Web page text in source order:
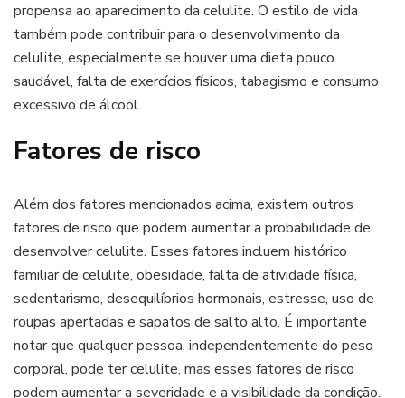
propensa ao aparecimento da celulite. O estilo de vida
também pode contribuir para o desenvolvimento da
celulite, especialmente se houver uma dieta pouco
saudável, falta de exercícios físicos, tabagismo e consumo
excessivo de álcool.
Fatores de risco
Além dos fatores mencionados acima, existem outros
fatores de risco que podem aumentar a probabilidade de
desenvolver celulite. Esses fatores incluem histórico
familiar de celulite, obesidade, falta de atividade física,
sedentarismo, desequilíbrios hormonais, estresse, uso de
roupas apertadas e sapatos de salto alto. É importante
notar que qualquer pessoa, independentemente do peso
corporal, pode ter celulite, mas esses fatores de risco
podem aumentar a severidade e a visibilidade da condição.